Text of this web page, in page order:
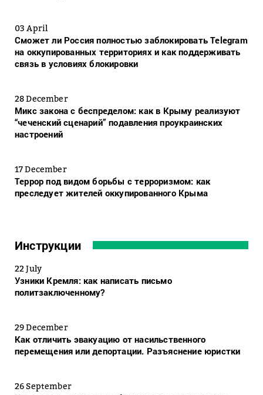
03 April
Сможет ли Россия полностью заблокировать Telegram
на оккупированных территориях и как поддерживать
связь в условиях блокировки
28 December
Микс закона с беспределом: как в Крыму реализуют
“чеченский сценарий” подавления проукраинских
настроений
17 December
Террор под видом борьбы с терроризмом: как
преследует жителей оккупированного Крыма
Инструкции
22 July
Узники Кремля: как написать письмо
политзаключенному?
29 December
Как отличить эвакуацию от насильственного
перемещения или депортации. Разъяснение юристки
26 September